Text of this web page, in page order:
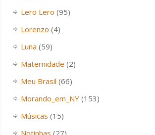
Lero Lero (95)
Lorenzo (4)
Luna (59)
Maternidade (2)
Meu Brasil (66)
Morando_em_NY(153)
Músicas (15)
Notinhas (27)